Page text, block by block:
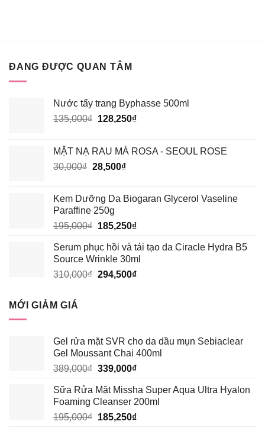
6?
HÓA
HỌC
ĐANG ĐƯỢC QUAN TÂM
Nước tẩy trang Byphasse 500ml
135,000₫ Giá
135,000₫.
128,250₫Giá
là:
MẶT NẠ RAU MÁ ROSA - SEOUL ROSE
30,000₫ Giá
30,000₫.
28,500₫Giá
là:
Kem Dưỡng Da Biogaran Glycerol Vaseline
Paraffine 250g
195,000₫ Giá
là:
195,000₫.
185,250₫Giá
tại
là:
185,250₫.
Serum phục hồi và tái tạo da Ciracle Hydra B5
Source Wrinkle 30ml
310,000₫ Giá
294,500₫Giá
MỚI GIẢM GIÁ
Gel rửa mặt SVR cho da dầu mụn Sebiaclear
Gel Moussant Chai 400ml
389,000₫ Giá
là:
389,000₫.
339,000₫Giá
tại
là:
339,000₫.
Sữa Rửa Mặt Missha Super Aqua Ultra Hyalon
Foaming Cleanser 200ml
195,000₫ Giá
185,250₫Giá